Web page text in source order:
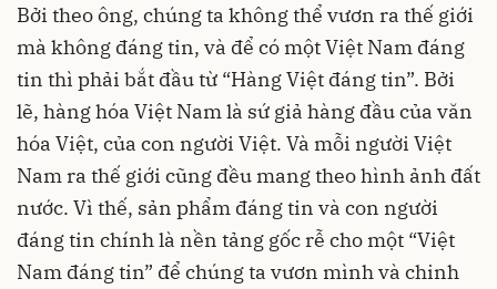
Bởi theo ông, chúng ta không thể vươn ra thế giới
mà không đáng tin, và để có một Việt Nam đáng
tin thì phải bắt đầu từ “Hàng Việt đáng tin”. Bởi
lẽ, hàng hóa Việt Nam là sứ giả hàng đầu của văn
hóa Việt, của con người Việt. Và mỗi người Việt
Nam ra thế giới cũng đều mang theo hình ảnh đất
nước. Vì thế, sản phẩm đáng tin và con người
đáng tin chính là nền tảng gốc rễ cho một “Việt
Nam đáng tin” để chúng ta vươn mình và chinh